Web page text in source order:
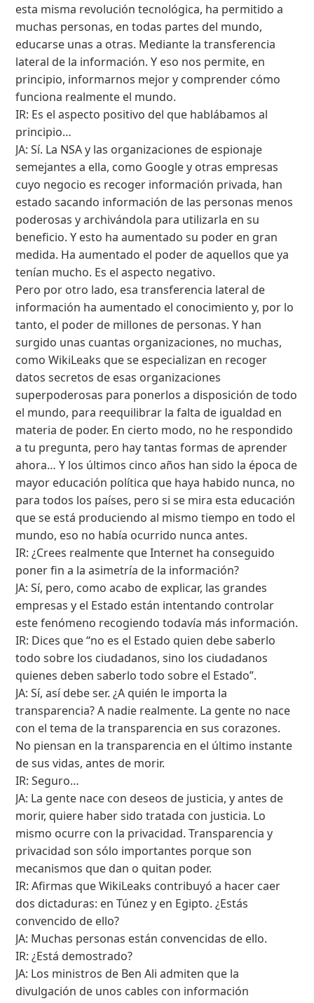
esta misma revolución tecnológica, ha permitido a
muchas personas, en todas partes del mundo,
educarse unas a otras. Mediante la transferencia
lateral de la información. Y eso nos permite, en
principio, informarnos mejor y comprender cómo
funciona realmente el mundo.
IR: Es el aspecto positivo del que hablábamos al
principio…
JA: Sí. La NSA y las organizaciones de espionaje
semejantes a ella, como Google y otras empresas
cuyo negocio es recoger información privada, han
estado sacando información de las personas menos
poderosas y archivándola para utilizarla en su
beneficio. Y esto ha aumentado su poder en gran
medida. Ha aumentado el poder de aquellos que ya
tenían mucho. Es el aspecto negativo.
Pero por otro lado, esa transferencia lateral de
información ha aumentado el conocimiento y, por lo
tanto, el poder de millones de personas. Y han
surgido unas cuantas organizaciones, no muchas,
como WikiLeaks que se especializan en recoger
datos secretos de esas organizaciones
superpoderosas para ponerlos a disposición de todo
el mundo, para reequilibrar la falta de igualdad en
materia de poder. En cierto modo, no he respondido
a tu pregunta, pero hay tantas formas de aprender
ahora… Y los últimos cinco años han sido la época de
mayor educación política que haya habido nunca, no
para todos los países, pero si se mira esta educación
que se está produciendo al mismo tiempo en todo el
mundo, eso no había ocurrido nunca antes.
IR: ¿Crees realmente que Internet ha conseguido
poner fin a la asimetría de la información?
JA: Sí, pero, como acabo de explicar, las grandes
empresas y el Estado están intentando controlar
este fenómeno recogiendo todavía más información.
IR: Dices que “no es el Estado quien debe saberlo
todo sobre los ciudadanos, sino los ciudadanos
quienes deben saberlo todo sobre el Estado”.
JA: Sí, así debe ser. ¿A quién le importa la
transparencia? A nadie realmente. La gente no nace
con el tema de la transparencia en sus corazones.
No piensan en la transparencia en el último instante
de sus vidas, antes de morir.
IR: Seguro…
JA: La gente nace con deseos de justicia, y antes de
morir, quiere haber sido tratada con justicia. Lo
mismo ocurre con la privacidad. Transparencia y
privacidad son sólo importantes porque son
mecanismos que dan o quitan poder.
IR: Afirmas que WikiLeaks contribuyó a hacer caer
dos dictaduras: en Túnez y en Egipto. ¿Estás
convencido de ello?
JA: Muchas personas están convencidas de ello.
IR: ¿Está demostrado?
JA: Los ministros de Ben Ali admiten que la
divulgación de unos cables con información